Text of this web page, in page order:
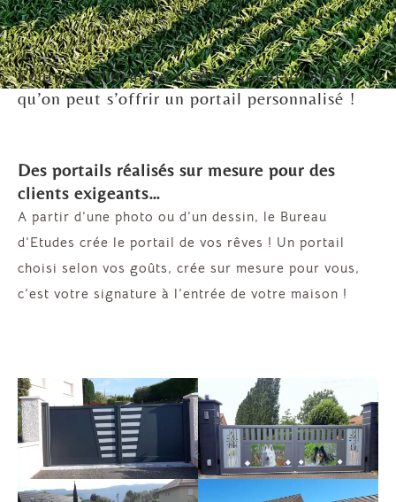
Pourquoi choisir un modèle standard alors
qu’on peut s’offrir un portail personnalisé !
Des portails réalisés sur mesure pour des
clients exigeants…
A partir d’une photo ou d’un dessin, le Bureau
d’Etudes crée le portail de vos rêves ! Un portail
choisi selon vos goûts, crée sur mesure pour vous,
c’est votre signature à l’entrée de votre maison !